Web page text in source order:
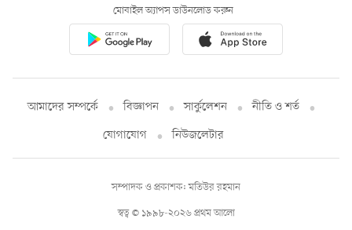
মোবাইল অ্যাপস ডাউনলোড করুন
আমাদের সম্পর্কে বিজ্ঞাপন সার্কুলেশন
নীতি ও শর্ত
যোগাযোগ
নিউজলেটার
স্বত্ব © ১৯৯৮-২০২৬ প্রথম আলো
সম্পাদক ও প্রকাশক: মতিউর রহমান